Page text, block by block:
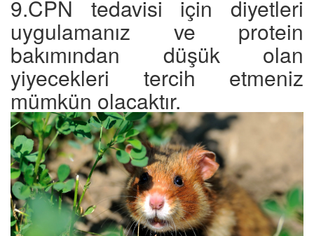
9.CPN tedavisi için diyetleri
uygulamanız ve protein
bakımından düşük olan
yiyecekleri tercih etmeniz
mümkün olacaktır.